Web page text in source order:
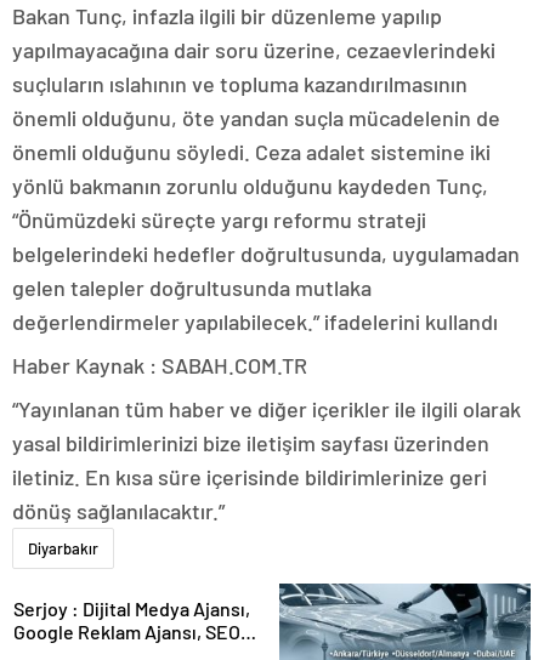
Bakan Tunç, infazla ilgili bir düzenleme yapılıp
yapılmayacağına dair soru üzerine, cezaevlerindeki
suçluların ıslahının ve topluma kazandırılmasının
önemli olduğunu, öte yandan suçla mücadelenin de
önemli olduğunu söyledi. Ceza adalet sistemine iki
yönlü bakmanın zorunlu olduğunu kaydeden Tunç,
“Önümüzdeki süreçte yargı reformu strateji
belgelerindeki hedefler doğrultusunda, uygulamadan
gelen talepler doğrultusunda mutlaka
değerlendirmeler yapılabilecek.” ifadelerini kullandı
Haber Kaynak : SABAH.COM.TR
“Yayınlanan tüm haber ve diğer içerikler ile ilgili olarak
yasal bildirimlerinizi bize iletişim sayfası üzerinden
iletiniz. En kısa süre içerisinde bildirimlerinize geri
dönüş sağlanılacaktır.”
Diyarbakır
Serjoy : Dijital Medya Ajansı,
Google Reklam Ajansı, SEO